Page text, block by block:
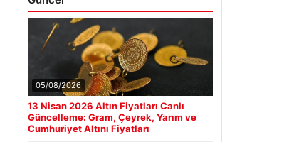
05/08/2026
13 Nisan 2026 Altın Fiyatları Canlı
Güncelleme: Gram, Çeyrek, Yarım ve
Cumhuriyet Altını Fiyatları